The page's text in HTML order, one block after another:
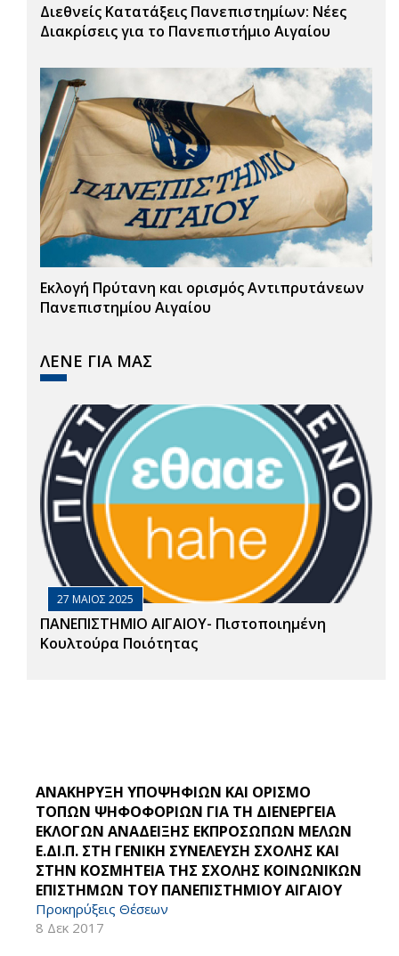
Διεθνείς Κατατάξεις Πανεπιστημίων: Νέες
Διακρίσεις για το Πανεπιστήμιο Αιγαίου
Εκλογή Πρύτανη και ορισμός Αντιπρυτάνεων
Πανεπιστημίου Αιγαίου
ΛΕΝΕ ΓΙΑ ΜΑΣ
27 ΜΑΙΟΣ 2025
ΠΑΝΕΠΙΣΤΗΜΙΟ ΑΙΓΑΙΟΥ- Πιστοποιημένη
Κουλτούρα Ποιότητας
ΑΝΑΚΗΡΥΞΗ ΥΠΟΨΗΦΙΩΝ ΚΑΙ ΟΡΙΣΜΟ
ΤΟΠΩΝ ΨΗΦΟΦΟΡΙΩΝ ΓΙΑ ΤΗ ΔΙΕΝΕΡΓΕΙΑ
ΕΚΛΟΓΩΝ ΑΝΑΔΕΙΞΗΣ ΕΚΠΡΟΣΩΠΩΝ ΜΕΛΩΝ
Ε.ΔΙ.Π. ΣΤΗ ΓΕΝΙΚΗ ΣΥΝΕΛΕΥΣΗ ΣΧΟΛΗΣ ΚΑΙ
ΣΤΗΝ ΚΟΣΜΗΤΕΙΑ ΤΗΣ ΣΧΟΛΗΣ ΚΟΙΝΩΝΙΚΩΝ
ΕΠΙΣΤΗΜΩΝ ΤΟΥ ΠΑΝΕΠΙΣΤΗΜΙΟΥ ΑΙΓΑΙΟΥ
Προκηρύξεις Θέσεων
8 Δεκ 2017